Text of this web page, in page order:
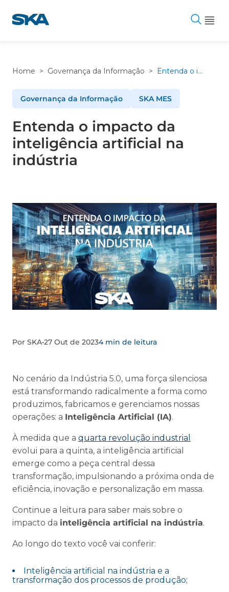
para
Home > Governança da Informação > Entenda o impacto da inteligência artificial na indústria
Governança da Informação SKA MES
Entenda o impacto da
inteligência artificial na
indústria
Por SKA•27 Out de 20234 min de leitura
No cenário da Indústria 5.0, uma força silenciosa
está transformando radicalmente a forma como
produzimos, fabricamos e gerenciamos nossas
operações: a Inteligência Artificial (IA).
À medida que a quarta revolução industrial
evolui para a quinta, a inteligência artificial
emerge como a peça central dessa
transformação, impulsionando a próxima onda de
eficiência, inovação e personalização em massa.
Continue a leitura para saber mais sobre o
impacto da inteligência artificial na indústria.
Ao longo do texto você vai conferir:
Inteligência artificial na indústria e a
transformação dos processos de produção;